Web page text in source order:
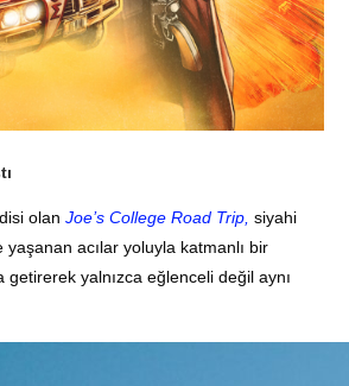
olan Joe’s College Road Trip, siyahi
acılar yoluyla katmanlı bir
getirerek yalnızca eğlenceli değil aynı